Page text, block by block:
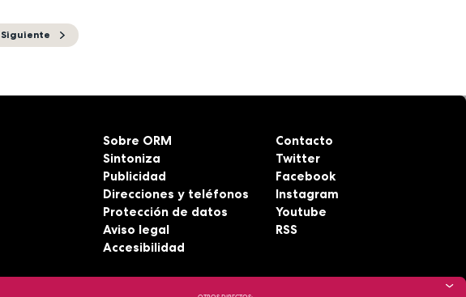
Siguiente
Sobre ORM
Sintoniza
Publicidad
Direcciones y teléfonos
Protección de datos
Aviso legal
Accesibilidad
Contacto
Twitter
Facebook
Instagram
Youtube
RSS